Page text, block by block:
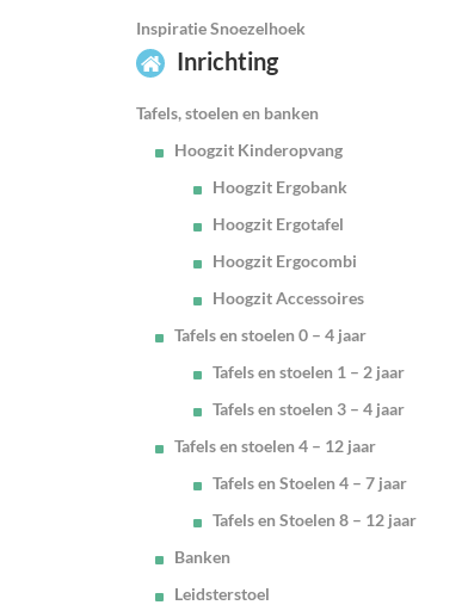
Inspiratie Snoezelhoek
Inrichting
Tafels, stoelen en banken
Hoogzit Kinderopvang
Hoogzit Ergobank
Hoogzit Ergotafel
Hoogzit Ergocombi
Hoogzit Accessoires
Tafels en stoelen 0 – 4 jaar
Tafels en stoelen 1 – 2 jaar
Tafels en stoelen 3 – 4 jaar
Tafels en stoelen 4 – 12 jaar
Tafels en Stoelen 4 – 7 jaar
Tafels en Stoelen 8 – 12 jaar
Banken
Leidsterstoel